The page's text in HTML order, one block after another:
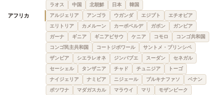
ラオス
中国 北朝鮮 日本 韓国
アフリカ アルジェリア アンゴラ ウガンダ エジプト
エチオピア
エリトリア
カメルーン カーボベルデ ガボン
ガンビア
ガーナ
ギニア ギニアビサウ ケニア コモロ
コンゴ共和国
コンゴ民主共和国
コートジボワール
サントメ・プリンシペ
ザンビア
シエラレオネ ジンバブエ スーダン
セネガル
セーシェル
タンザニア チャド チュニジア
トーゴ
ナイジェリア
ナミビア ニジェール ブルキナファソ
ベナン
ボツワナ
マダガスカル マラウイ マリ
モザンビーク